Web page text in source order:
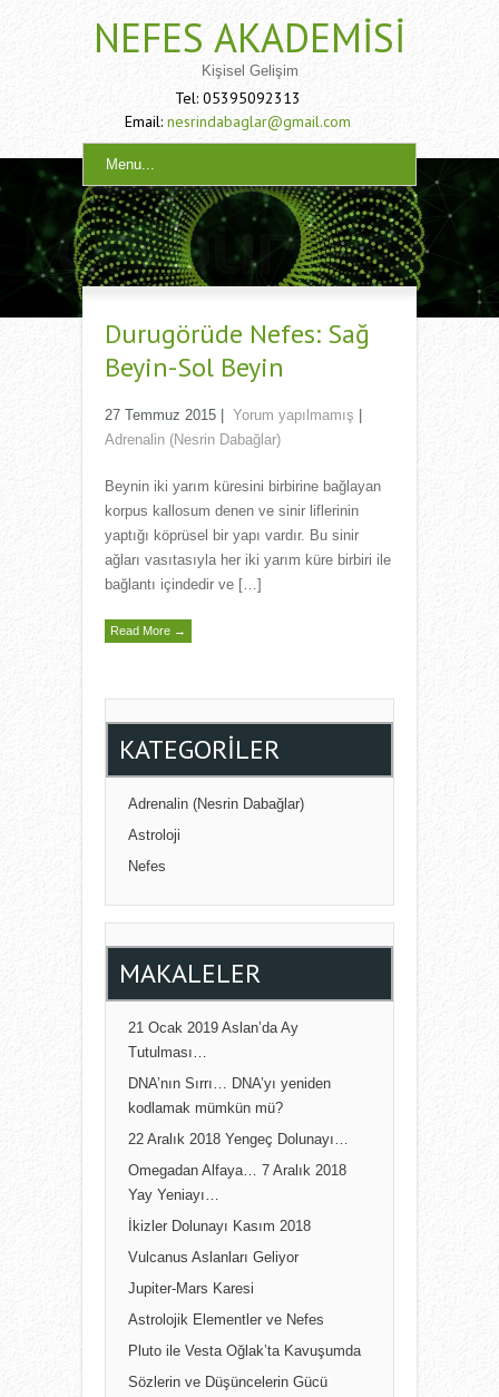
NEFES AKADEMISI
Kişisel Gelişim
Tel: 05395092313
Email: nesrindabaglar@gmail.com
Menu...
Durugörüde Nefes: Sağ
Beyin-Sol Beyin
27 Temmuz 2015 Yorum yapılmamış
Adrenalin (Nesrin Dabağlar)
Beynin iki yarım küresini birbirine bağlayan
korpus kallosum denen ve sinir liflerinin
yaptığı köprüsel bir yapı vardır. Bu sinir
ağları vasıtasıyla her iki yarım küre birbiri ile
bağlantı içindedir ve […]
Read More →
KATEGORILER
Adrenalin (Nesrin Dabağlar)
Astroloji
Nefes
MAKALELER
21 Ocak 2019 Aslan’da Ay
Tutulması…
DNA’nın Sırrı… DNA’yı yeniden
kodlamak mümkün mü?
22 Aralık 2018 Yengeç Dolunayı…
Omegadan Alfaya… 7 Aralık 2018
Yay Yeniayı…
İkizler Dolunayı Kasım 2018
Vulcanus Aslanları Geliyor
Jupiter-Mars Karesi
Astrolojik Elementler ve Nefes
Pluto ile Vesta Oğlak’ta Kavuşumda
Sözlerin ve Düşüncelerin Gücü